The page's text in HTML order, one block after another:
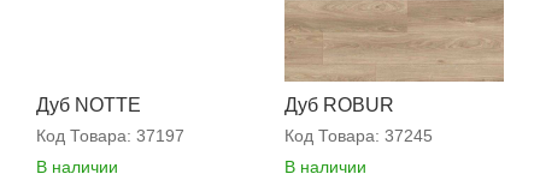
Дуб NOTTE
Код Товара: 37197
В наличии
Дуб ROBUR
Код Товара: 37245
В наличии